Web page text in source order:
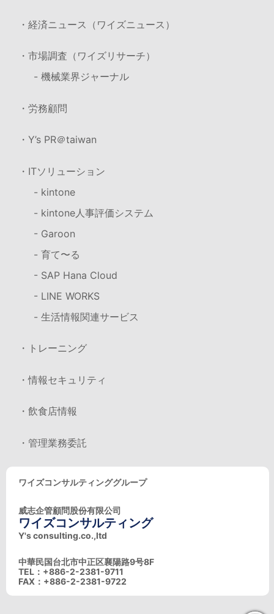
・経済ニュース（ワイズニュース）
・市場調査（ワイズリサーチ）
- 機械業界ジャーナル
・労務顧問
・Y’s PR＠taiwan
・ITソリューション
- kintone
- kintone人事評価システム
- Garoon
- 育て〜る
- SAP Hana Cloud
- LINE WORKS
- 生活情報関連サービス
・トレーニング
・情報セキュリティ
・飲食店情報
・管理業務委託
ワイズコンサルティンググループ
威志企管顧問股份有限公司
ワイズコンサルティング
Y's consulting.co.,ltd
中華民国台北市中正区襄陽路9号8F
TEL：+886-2-2381-9711
FAX：+886-2-2381-9722